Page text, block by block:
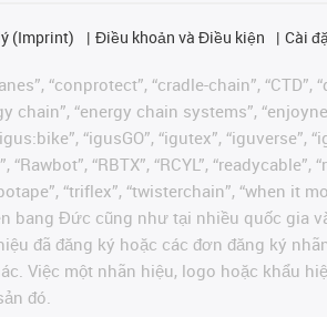
(Imprint) Điều khoản và Điều kiện Cài
“conprotect”, “cradle-chain”, “CTD”,
“energy chain systems”,
“igusGO”, “igutex”, “iguverse”,
“RBTX”, “RCYL”, “readycable”,
“triflex”, “twisterchain”, “when it
bang Đức cũng như tại nhiều quốc gia
đã đăng ký hoặc các đơn đăng ký
Việc một nhãn hiệu, logo hoặc khẩu
đó.